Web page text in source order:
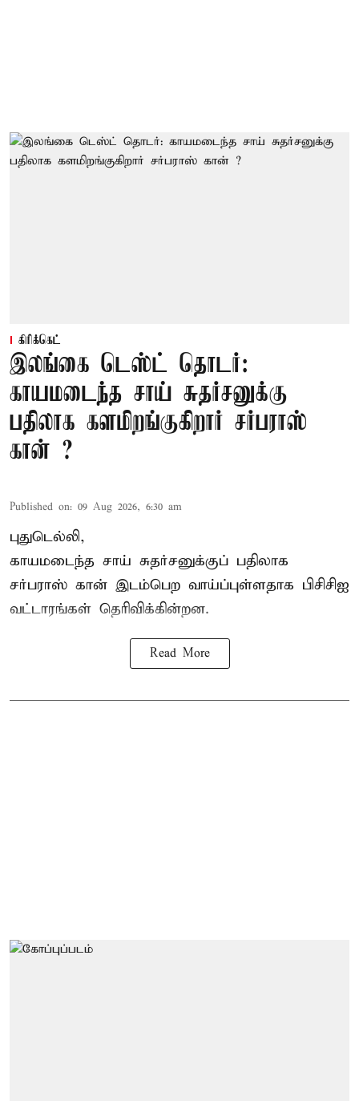
கிரிக்கெட்
இலங்கை டெஸ்ட் தொடர்:
காயமடைந்த சாய் சுதர்சனுக்கு
பதிலாக களமிறங்குகிறார் சர்பராஸ்
கான் ?
Published on: 09 Aug 2026, 6:30 am
புதுடெல்லி,
காயமடைந்த சாய் சுதர்சனுக்குப் பதிலாக
சர்பராஸ் கான் இடம்பெற வாய்ப்புள்ளதாக பிசிசிஐ
வட்டாரங்கள் தெரிவிக்கின்றன.
Read More